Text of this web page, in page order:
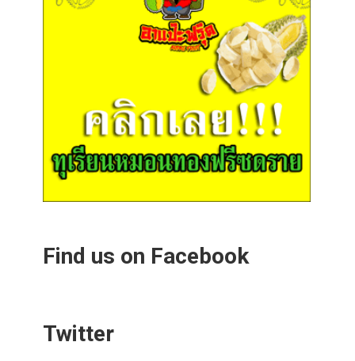
Find us on Facebook
Twitter